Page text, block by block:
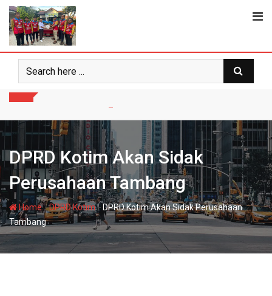
Skip
content
DPRD Kotim Akan Sidak
Perusahaan Tambang
Home-DPRD Kotim-DPRD Kotim Akan Sidak Perusahaan
Tambang